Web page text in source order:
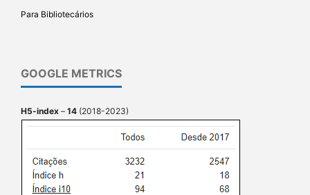
Para Bibliotecários
GOOGLE METRICS
H5-index – 14 (2018-2023)